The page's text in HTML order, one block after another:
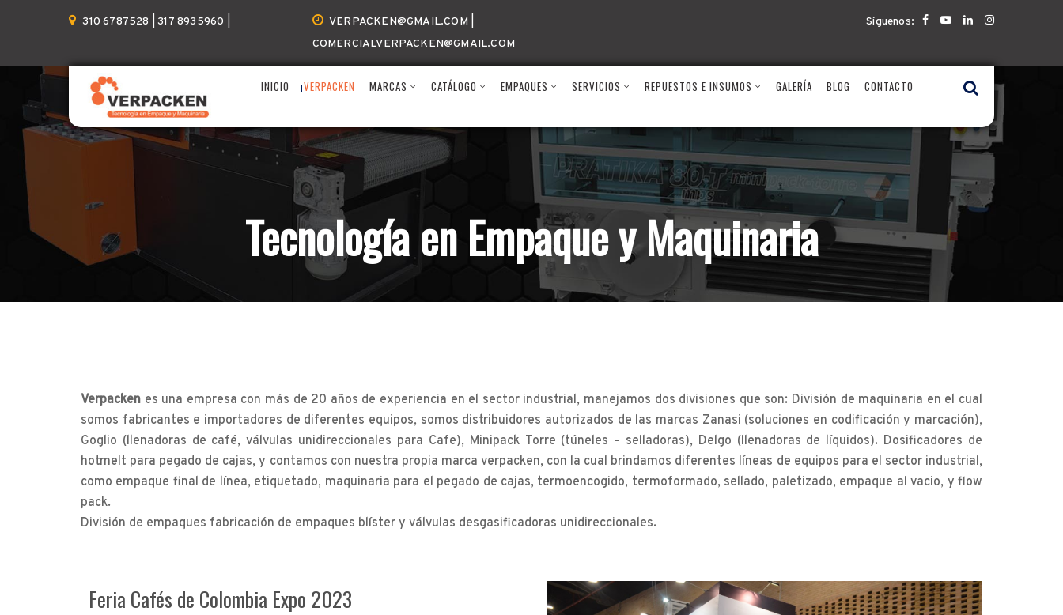
310 6787528 | 317 8935960 |
VERPACKEN@GMAIL.COM |
COMERCIALVERPACKEN@GMAIL.COM
Síguenos:
INICIO VERPACKEN MARCAS CATÁLOGO EMPAQUES SERVICIOS REPUESTOS E INSUMOS GALERÍA BLOG CONTACTO
Tecnología en Empaque y Maquinaria
Verpacken es una empresa con más de 20 años de experiencia en el sector industrial, manejamos dos divisiones que son: División de maquinaria en el cual
somos fabricantes e importadores de diferentes equipos, somos distribuidores autorizados de las marcas Zanasi (soluciones en codificación y marcación),
Goglio (llenadoras de café, válvulas unidireccionales para Cafe), Minipack Torre (túneles – selladoras), Delgo (llenadoras de líquidos). Dosificadores de
hotmelt para pegado de cajas, y contamos con nuestra propia marca verpacken, con la cual brindamos diferentes líneas de equipos para el sector industrial,
como empaque final de línea, etiquetado, maquinaria para el pegado de cajas, termoencogido, termoformado, sellado, paletizado, empaque al vacio, y flow
pack.
División de empaques fabricación de empaques blíster y válvulas desgasificadoras unidireccionales.
Feria Cafés de Colombia Expo 2023